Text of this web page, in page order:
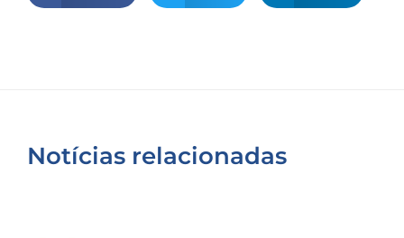
Notícias relacionadas